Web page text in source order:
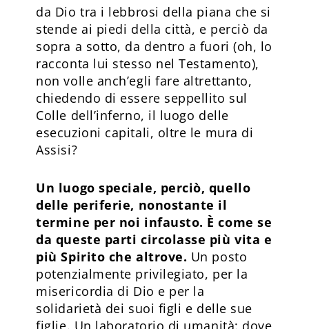
da Dio tra i lebbrosi della piana che si
stende ai piedi della città, e perciò da
sopra a sotto, da dentro a fuori (oh, lo
racconta lui stesso nel Testamento),
non volle anch’egli fare altrettanto,
chiedendo di essere seppellito sul
Colle dell’inferno, il luogo delle
esecuzioni capitali, oltre le mura di
Assisi?
Un luogo speciale, perciò, quello
delle periferie, nonostante il
termine per noi infausto. È come se
da queste parti circolasse più vita e
più Spirito che altrove. Un posto
potenzialmente privilegiato, per la
misericordia di Dio e per la
solidarietà dei suoi figli e delle sue